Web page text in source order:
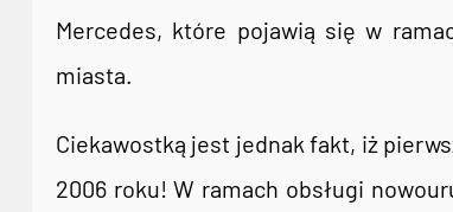
Mercedes, które pojawią się w
miasta.
Ciekawostką jest jednak fakt, iż
2006 roku! W ramach obsługi